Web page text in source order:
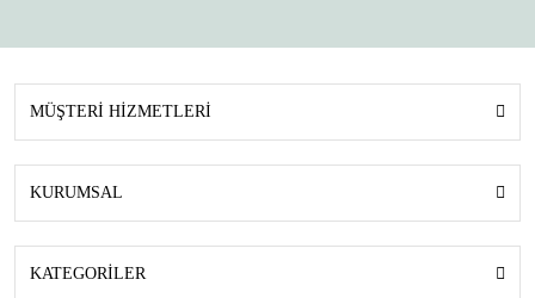
MÜŞTERİ HİZMETLERİ
KURUMSAL
KATEGORİLER